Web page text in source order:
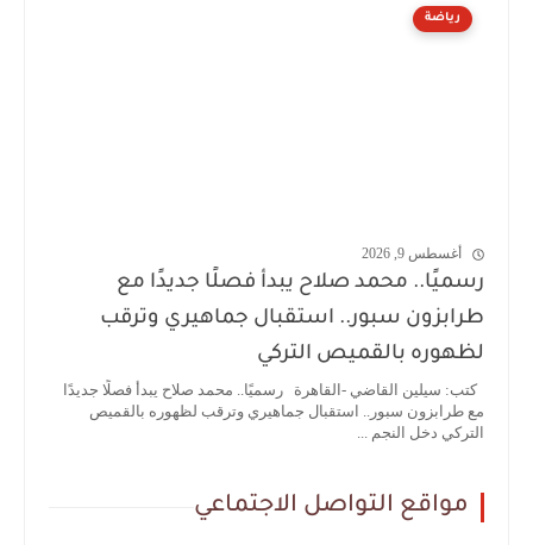
رياضة
أغسطس 9, 2026
رسميًا.. محمد صلاح يبدأ فصلًا جديدًا مع
طرابزون سبور.. استقبال جماهيري وترقب
لظهوره بالقميص التركي
كتب: سيلين القاضي -القاهرة رسميًا.. محمد صلاح يبدأ فصلًا جديدًا
مع طرابزون سبور.. استقبال جماهيري وترقب لظهوره بالقميص
التركي دخل النجم ...
مواقع التواصل الاجتماعي